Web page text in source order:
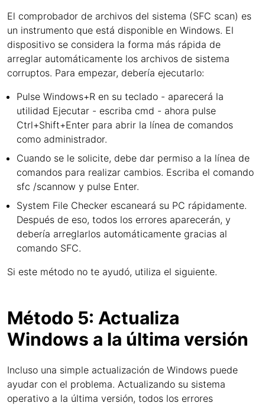
El comprobador de archivos del sistema (SFC scan) es
un instrumento que está disponible en Windows. El
dispositivo se considera la forma más rápida de
arreglar automáticamente los archivos de sistema
corruptos. Para empezar, debería ejecutarlo:
Pulse Windows+R en su teclado - aparecerá la
utilidad Ejecutar - escriba cmd - ahora pulse
Ctrl+Shift+Enter para abrir la línea de comandos
como administrador.
Cuando se le solicite, debe dar permiso a la línea de
comandos para realizar cambios. Escriba el comando
sfc /scannow y pulse Enter.
System File Checker escaneará su PC rápidamente.
Después de eso, todos los errores aparecerán, y
debería arreglarlos automáticamente gracias al
comando SFC.
Si este método no te ayudó, utiliza el siguiente.
Método 5: Actualiza
Windows a la última versión
Incluso una simple actualización de Windows puede
ayudar con el problema. Actualizando su sistema
operativo a la última versión, todos los errores